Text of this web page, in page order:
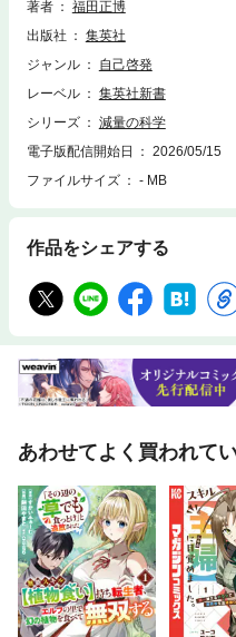
して臨床に関わってきた著者だか
一線を画す実践本。
著者
福田正博
出版社
集英社
ジャンル
自己啓発
レーベル
集英社新書
シリーズ
減量の科学
電子版配信開始日
2026/05/15
ファイルサイズ
- MB
作品をシェアする
あわせてよく買われて